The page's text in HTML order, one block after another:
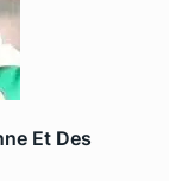
Et Des